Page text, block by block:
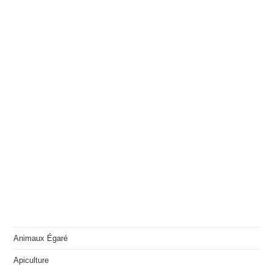
Animaux Égaré
Apiculture